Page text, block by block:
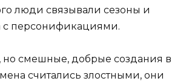
люди связывали сезоны и
с персонификациями.
но смешные, добрые создания в
считались злостными, они